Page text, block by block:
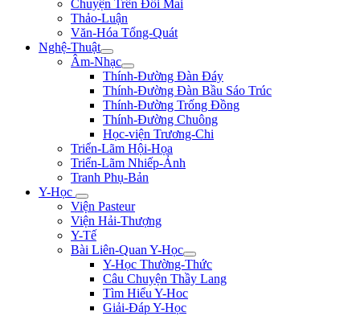
Chuyện Trên Đồi Mai
Thảo-Luận
Văn-Hóa Tổng-Quát
Nghệ-Thuật
Âm-Nhạc
Thính-Đường Đàn Đáy
Thính-Đường Đàn Bầu Sáo Trúc
Thính-Đường Trống Đồng
Thính-Đường Chuông
Học-viện Trương-Chi
Triển-Lãm Hội-Họa
Triển-Lãm Nhiếp-Ảnh
Tranh Phụ-Bản
Y-Học
Viện Pasteur
Viện Hải-Thượng
Y-Tế
Bài Liên-Quan Y-Học
Y-Học Thường-Thức
Câu Chuyện Thầy Lang
Tìm Hiểu Y-Hoc
Giải-Đáp Y-Học